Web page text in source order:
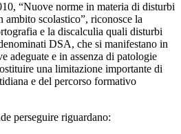
“Nuove norme in materia di disturbi
scolastico”, riconosce la
e la discalculia quali disturbi
DSA, che si manifestano in
adeguate e in assenza di patologie
una limitazione importante di
e del percorso formativo
perseguire riguardano: